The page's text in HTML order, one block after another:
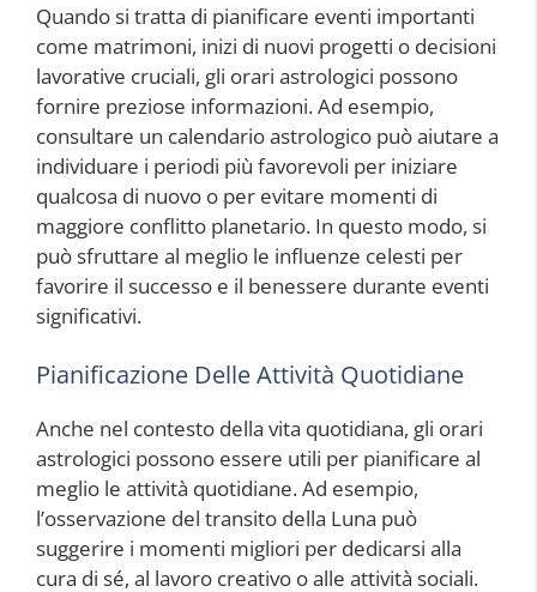
Quando si tratta di pianificare eventi importanti
come matrimoni, inizi di nuovi progetti o decisioni
lavorative cruciali, gli orari astrologici possono
fornire preziose informazioni. Ad esempio,
consultare un calendario astrologico può aiutare a
individuare i periodi più favorevoli per iniziare
qualcosa di nuovo o per evitare momenti di
maggiore conflitto planetario. In questo modo, si
può sfruttare al meglio le influenze celesti per
favorire il successo e il benessere durante eventi
significativi.
Pianificazione Delle Attività Quotidiane
Anche nel contesto della vita quotidiana, gli orari
astrologici possono essere utili per pianificare al
meglio le attività quotidiane. Ad esempio,
l’osservazione del transito della Luna può
suggerire i momenti migliori per dedicarsi alla
cura di sé, al lavoro creativo o alle attività sociali.